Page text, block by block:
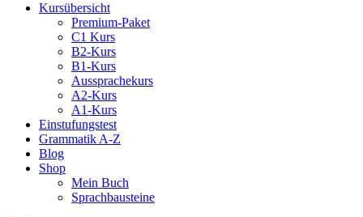
Kursübersicht
Premium-Paket
C1 Kurs
B2-Kurs
B1-Kurs
Aussprachekurs
A2-Kurs
A1-Kurs
Einstufungstest
Grammatik A-Z
Blog
Shop
Mein Buch
Sprachbausteine